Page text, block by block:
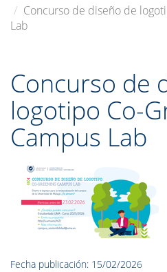
Concurso de diseño de
Lab
Concurso de
logotipo Co-
Campus Lab
Fecha publicación: 15/02/2026